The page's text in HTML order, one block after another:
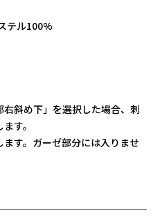
テル100%
斜め下」を選択した場合、刺
す。
す。ガーゼ部分には入りませ